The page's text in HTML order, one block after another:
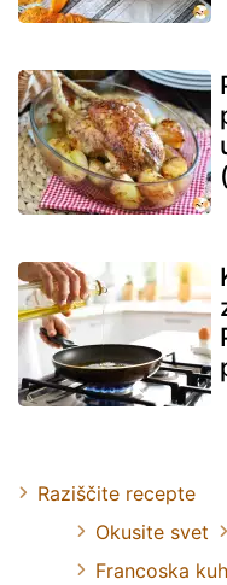
Raziščite recepte
Okusite svet
Francoska